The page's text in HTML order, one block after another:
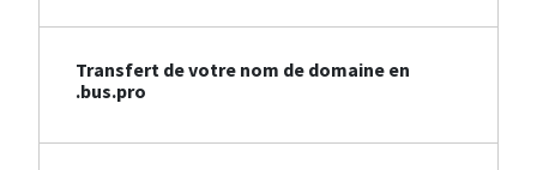
Transfert de votre nom de domaine en
.bus.pro